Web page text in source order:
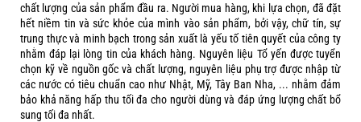
chất lượng của sản phẩm đầu ra. Người mua hàng, khi lựa chọn, đã đặt
hết niềm tin và sức khỏe của mình vào sản phẩm, bởi vậy, chữ tín, sự
trung thực và minh bạch trong sản xuất là yếu tố tiên quyết của công ty
nhằm đáp lại lòng tin của khách hàng. Nguyên liệu Tổ yến được tuyển
chọn kỹ về nguồn gốc và chất lượng, nguyên liệu phụ trợ được nhập từ
các nước có tiêu chuẩn cao như Nhật, Mỹ, Tây Ban Nha, ... nhằm đảm
bảo khả năng hấp thu tối đa cho người dùng và đáp ứng lượng chất bổ
sung tối đa nhất.